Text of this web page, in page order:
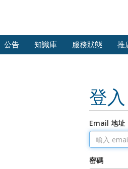
公告 知識庫 服務狀態 推
登入
Email 地址
密碼